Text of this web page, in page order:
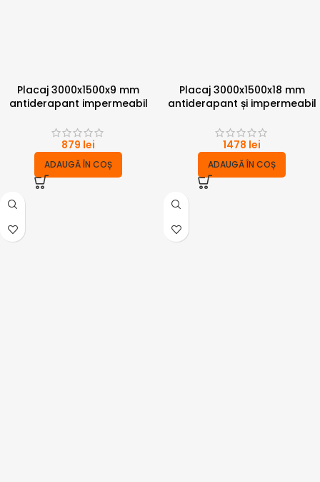
Placaj 3000x1500x9 mm
antiderapant impermeabil
879 lei
ADAUGĂ ÎN COȘ
Placaj 3000x1500x18 mm
antiderapant și impermeabil
1478 lei
ADAUGĂ ÎN COȘ